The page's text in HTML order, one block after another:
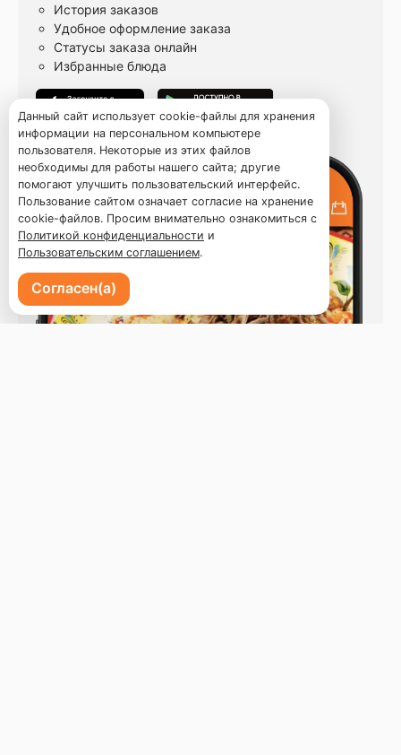
История заказов
Удобное оформление заказа
Статусы заказа онлайн
Избранные блюда
Данный сайт использует cookie-файлы для хранения
информации на персональном компьютере
пользователя. Некоторые из этих файлов
необходимы для работы нашего сайта; другие
помогают улучшить пользовательский интерфейс.
Пользование сайтом означает согласие на хранение
cookie-файлов. Просим внимательно ознакомиться с
Политикой конфиденциальности и
Пользовательским соглашением.
Согласен(а)